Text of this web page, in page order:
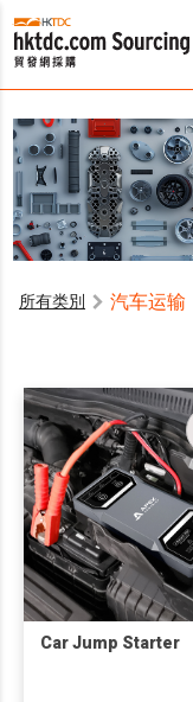
所有类別 汽车运输
Car Jump Starter